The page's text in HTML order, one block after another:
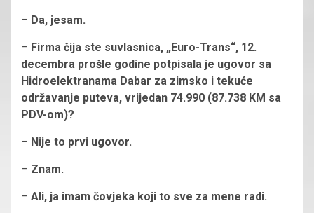
– Da, jesam.
– Firma čija ste suvlasnica, „Euro-Trans“, 12.
decembra prošle godine potpisala je ugovor sa
Hidroelektranama Dabar za zimsko i tekuće
održavanje puteva, vrijedan 74.990 (87.738 KM sa
PDV-om)?
– Nije to prvi ugovor.
– Znam.
– Ali, ja imam čovjeka koji to sve za mene radi.